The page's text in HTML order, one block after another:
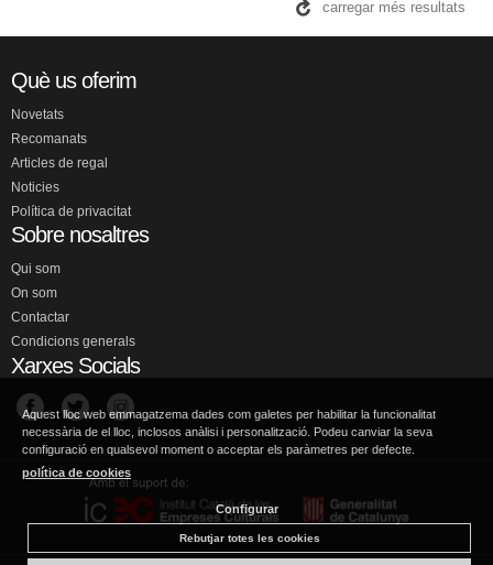
carregar més resultats
Què us oferim
Novetats
Recomanats
Articles de regal
Noticies
Política de privacitat
Sobre nosaltres
Qui som
On som
Contactar
Condicions generals
Xarxes Socials
Aquest lloc web emmagatzema dades com galetes per habilitar la funcionalitat
necessària de el lloc, inclosos anàlisi i personalització. Podeu canviar la seva
configuració en qualsevol moment o acceptar els paràmetres per defecte.
política de cookies
Configurar
Rebutjar totes les cookies